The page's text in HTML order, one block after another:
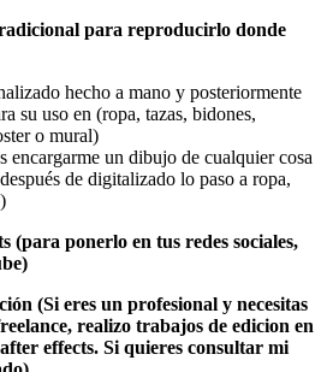
para reproducirlo donde
hecho a mano y posteriormente
su uso en (ropa, tazas, bidones,
o mural)
encargarme un dibujo de cualquier cosa
de digitalizado lo paso a ropa,
(para ponerlo en tus redes sociales,
(Si eres un profesional y necesitas
realizo trabajos de edicion en
effects. Si quieres consultar mi